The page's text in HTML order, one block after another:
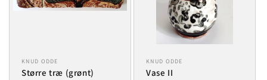
KNUD ODDE
Større træ (grønt)
KNUD ODDE
Vase II